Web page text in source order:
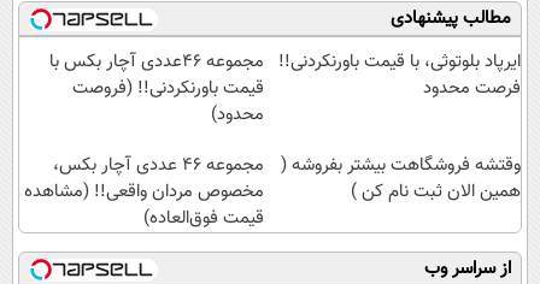
مطالب پیشنهادی
ایرپاد بلوتوثی، با قیمت باورنکردنی!!
فرصت محدود
مجموعه ۴۶عددی آچار بکس با
قیمت باورنکردنی!! (فروصت
محدود)
وقتشه فروشگاهت بیشتر بفروشه (
همین الان ثبت نام کن )
مجموعه ۴۶ عددی آچار بکس،
مخصوص مردان واقعی!! (مشاهده
قیمت فوق‌العاده)
از سراسر وب